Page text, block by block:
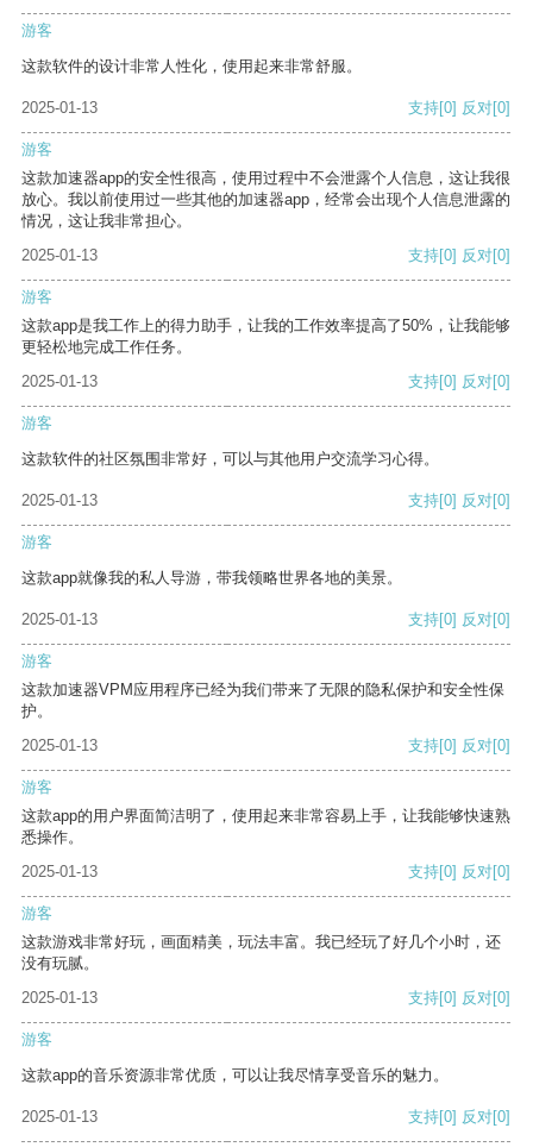
游客
这款软件的设计非常人性化，使用起来非常舒服。
2025-01-13 支持[0] 反对[0]
游客
这款加速器app的安全性很高，使用过程中不会泄露个人信息，这让我很
放心。我以前使用过一些其他的加速器app，经常会出现个人信息泄露的
情况，这让我非常担心。
2025-01-13
支持[0] 反对[0]
游客
这款app是我工作上的得力助手，让我的工作效率提高了50%，让我能够
更轻松地完成工作任务。
2025-01-13
支持[0] 反对[0]
游客
这款软件的社区氛围非常好，可以与其他用户交流学习心得。
2025-01-13 支持[0] 反对[0]
游客
这款app就像我的私人导游，带我领略世界各地的美景。
2025-01-13 支持[0] 反对[0]
游客
这款加速器VPM应用程序已经为我们带来了无限的隐私保护和安全性保
护。
2025-01-13
支持[0] 反对[0]
游客
这款app的用户界面简洁明了，使用起来非常容易上手，让我能够快速熟
悉操作。
2025-01-13
支持[0] 反对[0]
游客
这款游戏非常好玩，画面精美，玩法丰富。我已经玩了好几个小时，还
没有玩腻。
2025-01-13
支持[0] 反对[0]
游客
这款app的音乐资源非常优质，可以让我尽情享受音乐的魅力。
2025-01-13 支持[0] 反对[0]